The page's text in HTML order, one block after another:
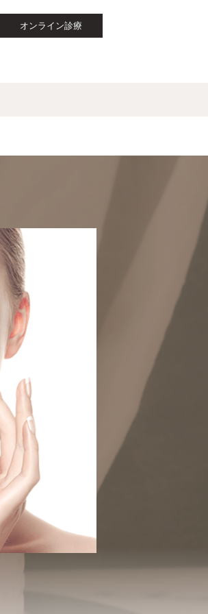
オンライン診療